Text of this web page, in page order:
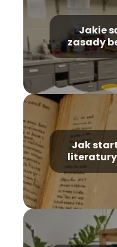
Jakie
zasady
Jak